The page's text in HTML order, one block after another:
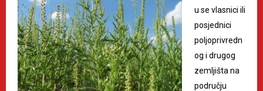
u se vlasnici ili
posjednici
poljoprivredn
og i drugog
zemljišta na
području